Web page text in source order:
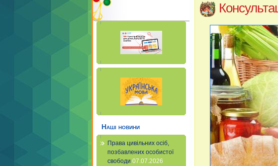
Наші новини
Права цивільних осіб,
позбавлених особистої
свободи 07.07.2026